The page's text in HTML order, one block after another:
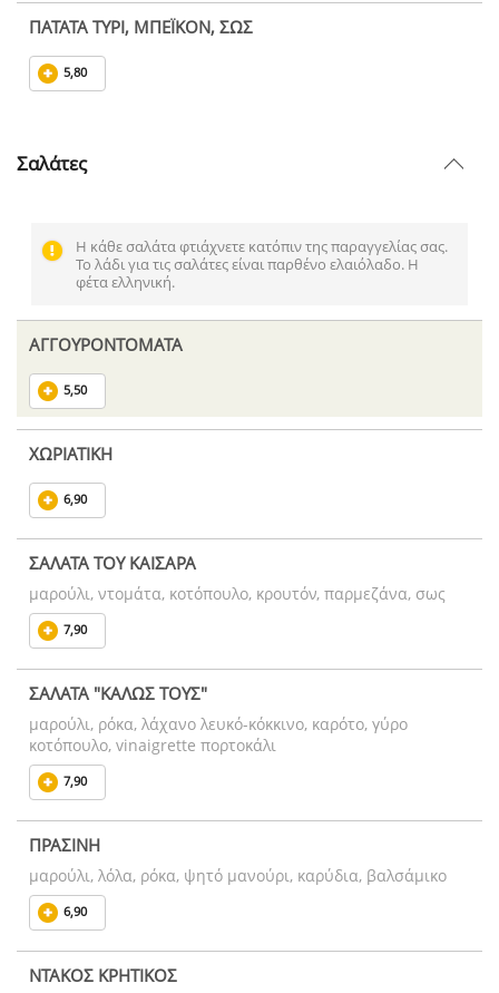
ΠΑΤΑΤΑ ΤΥΡΙ, ΜΠΕΪΚΟΝ, ΣΩΣ
5,80
Σαλάτες
Η κάθε σαλάτα φτιάχνετε κατόπιν της παραγγελίας σας.
Το λάδι για τις σαλάτες είναι παρθένο ελαιόλαδο. Η
φέτα ελληνική.
ΑΓΓΟΥΡΟΝΤΟΜΑΤΑ
5,50
ΧΩΡΙΑΤΙΚΗ
6,90
ΣΑΛΑΤΑ ΤΟΥ ΚΑΙΣΑΡΑ
μαρούλι, ντομάτα, κοτόπουλο, κρουτόν, παρμεζάνα, σως
7,90
ΣΑΛΑΤΑ "ΚΑΛΩΣ ΤΟΥΣ"
μαρούλι, ρόκα, λάχανο λευκό-κόκκινο, καρότο, γύρο
κοτόπουλο, vinaigrette πορτοκάλι
7,90
ΠΡΑΣΙΝΗ
μαρούλι, λόλα, ρόκα, ψητό μανούρι, καρύδια, βαλσάμικο
6,90
ΝΤΑΚΟΣ ΚΡΗΤΙΚΟΣ